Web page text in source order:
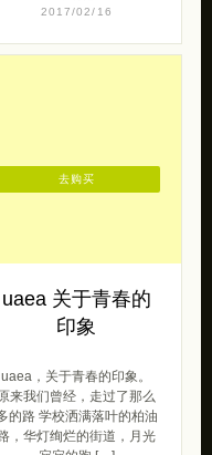
uaea 关于青春的
印象
多的路 学校洒满落叶的柏油
路，华灯绚烂的街道，月光
寂寂的跑 […]
原创范
2015/08/11
去购买